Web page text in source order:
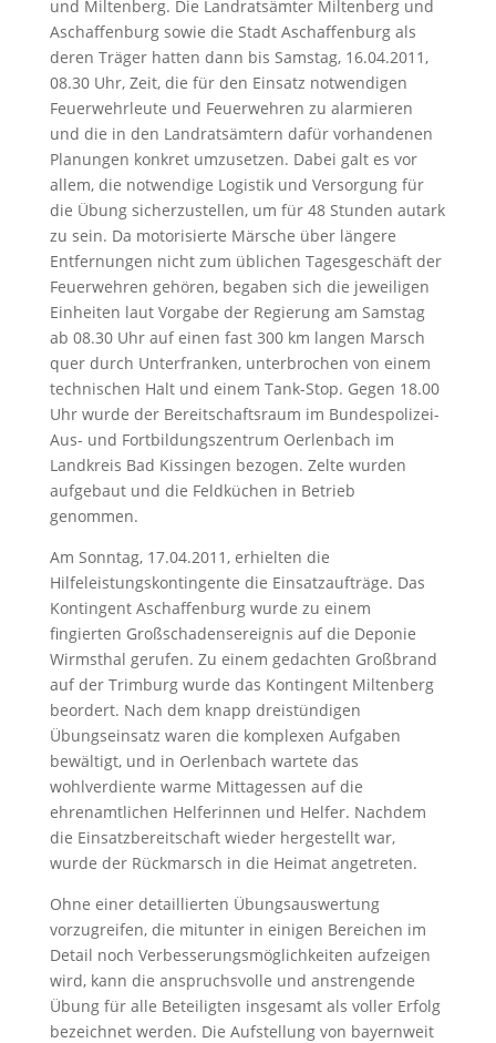
und Miltenberg. Die Landratsämter Miltenberg und
Aschaffenburg sowie die Stadt Aschaffenburg als
deren Träger hatten dann bis Samstag, 16.04.2011,
08.30 Uhr, Zeit, die für den Einsatz notwendigen
Feuerwehrleute und Feuerwehren zu alarmieren
und die in den Landratsämtern dafür vorhandenen
Planungen konkret umzusetzen. Dabei galt es vor
allem, die notwendige Logistik und Versorgung für
die Übung sicherzustellen, um für 48 Stunden autark
zu sein. Da motorisierte Märsche über längere
Entfernungen nicht zum üblichen Tagesgeschäft der
Feuerwehren gehören, begaben sich die jeweiligen
Einheiten laut Vorgabe der Regierung am Samstag
ab 08.30 Uhr auf einen fast 300 km langen Marsch
quer durch Unterfranken, unterbrochen von einem
technischen Halt und einem Tank-Stop. Gegen 18.00
Uhr wurde der Bereitschaftsraum im Bundespolizei-
Aus- und Fortbildungszentrum Oerlenbach im
Landkreis Bad Kissingen bezogen. Zelte wurden
aufgebaut und die Feldküchen in Betrieb
genommen.
Am Sonntag, 17.04.2011, erhielten die
Hilfeleistungskontingente die Einsatzaufträge. Das
Kontingent Aschaffenburg wurde zu einem
fingierten Großschadensereignis auf die Deponie
Wirmsthal gerufen. Zu einem gedachten Großbrand
auf der Trimburg wurde das Kontingent Miltenberg
beordert. Nach dem knapp dreistündigen
Übungseinsatz waren die komplexen Aufgaben
bewältigt, und in Oerlenbach wartete das
wohlverdiente warme Mittagessen auf die
ehrenamtlichen Helferinnen und Helfer. Nachdem
die Einsatzbereitschaft wieder hergestellt war,
wurde der Rückmarsch in die Heimat angetreten.
Ohne einer detaillierten Übungsauswertung
vorzugreifen, die mitunter in einigen Bereichen im
Detail noch Verbesserungsmöglichkeiten aufzeigen
wird, kann die anspruchsvolle und anstrengende
Übung für alle Beteiligten insgesamt als voller Erfolg
bezeichnet werden. Die Aufstellung von bayernweit